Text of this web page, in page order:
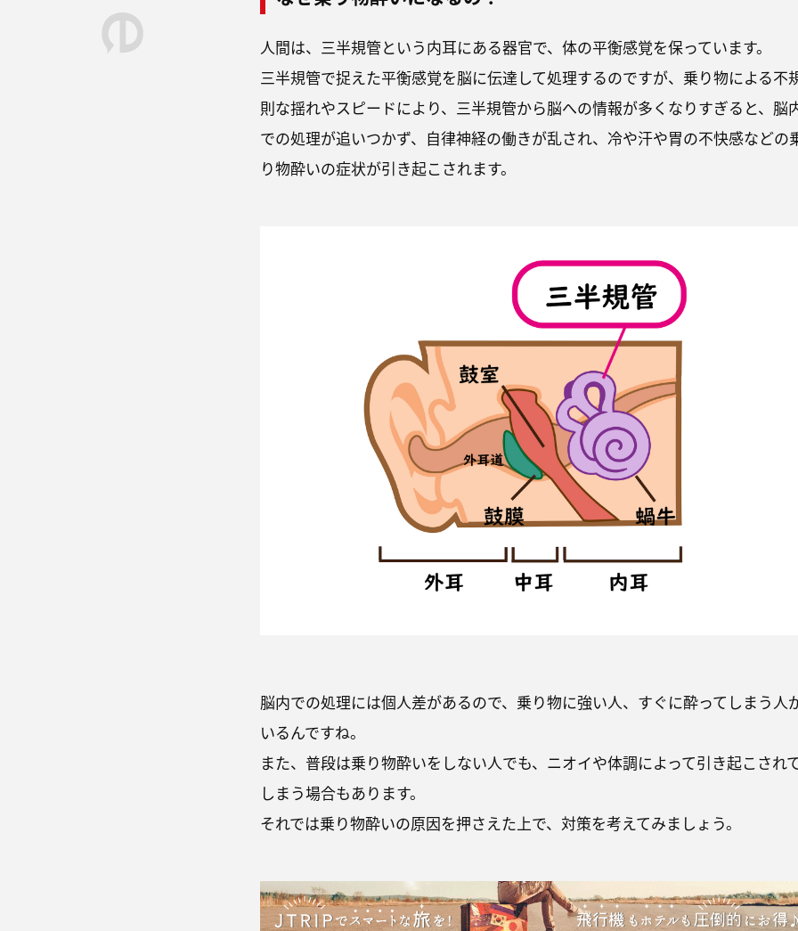
人間は、三半規管という内耳にある器官で、体の平衡感覚を保っています。
三半規管で捉えた平衡感覚を脳に伝達して処理するのですが、乗り物による不
則な揺れやスピードにより、三半規管から脳への情報が多くなりすぎると、脳
での処理が追いつかず、自律神経の働きが乱され、冷や汗や胃の不快感などの
り物酔いの症状が引き起こされます。
脳内での処理には個人差があるので、乗り物に強い人、すぐに酔ってしまう人
いるんですね。
また、普段は乗り物酔いをしない人でも、ニオイや体調によって引き起こされ
しまう場合もあります。
それでは乗り物酔いの原因を押さえた上で、対策を考えてみましょう。